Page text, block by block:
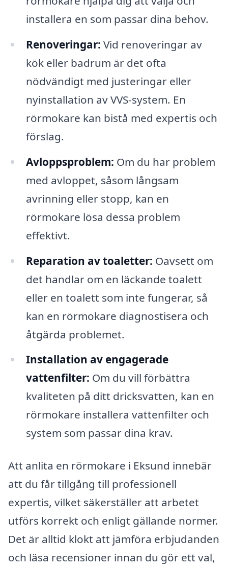
installera en som passar dina behov.
Renoveringar: Vid renoveringar av
kök eller badrum är det ofta
nödvändigt med justeringar eller
nyinstallation av VVS-system. En
rörmokare kan bistå med expertis och
förslag.
Avloppsproblem: Om du har problem
med avloppet, såsom långsam
avrinning eller stopp, kan en
rörmokare lösa dessa problem
effektivt.
Reparation av toaletter: Oavsett om
det handlar om en läckande toalett
eller en toalett som inte fungerar, så
kan en rörmokare diagnostisera och
åtgärda problemet.
Installation av engagerade
vattenfilter: Om du vill förbättra
kvaliteten på ditt dricksvatten, kan en
rörmokare installera vattenfilter och
system som passar dina krav.
Att anlita en rörmokare i Eksund innebär
att du får tillgång till professionell
expertis, vilket säkerställer att arbetet
utförs korrekt och enligt gällande normer.
Det är alltid klokt att jämföra erbjudanden
och läsa recensioner innan du gör ett val,